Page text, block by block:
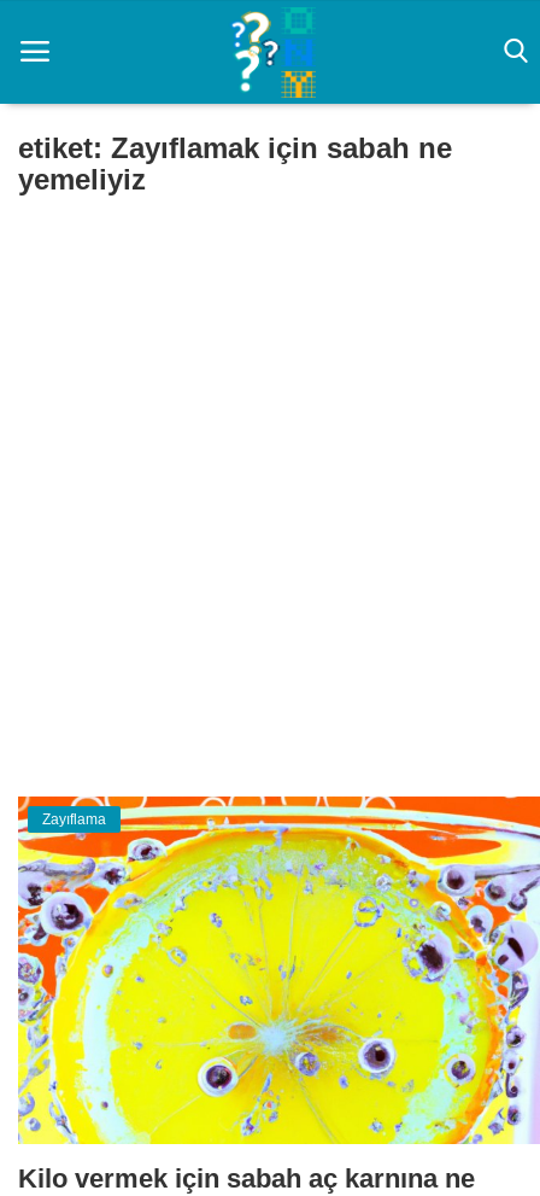
Türkçe
etiket: Zayıflamak için sabah ne
yemeliyiz
Zayıflama
Kilo vermek için sabah aç karnına ne